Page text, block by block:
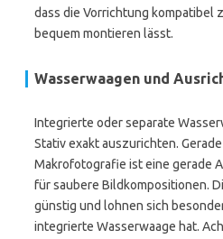
dass die Vorrichtung kompatibel
bequem montieren lässt.
Wasserwaagen und
Integrierte oder separate
Stativ exakt auszurichten.
Makrofotografie ist eine gerade
für saubere Bildkompositionen.
günstig und lohnen sich
integrierte Wasserwaage hat.